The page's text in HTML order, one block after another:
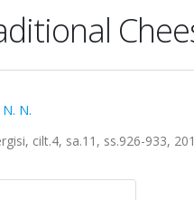
N.
cilt.4, sa.11, ss.926-933,